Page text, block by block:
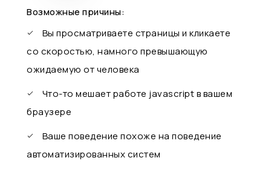
Возможные причины:
Вы просматриваете страницы и кликаете
со скоростью, намного превышающую
ожидаемую от человека
Что-то мешает работе javascript в вашем
браузере
Ваше поведение похоже на поведение
автоматизированных систем